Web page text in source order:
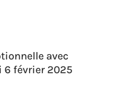
avec
6 février 2025